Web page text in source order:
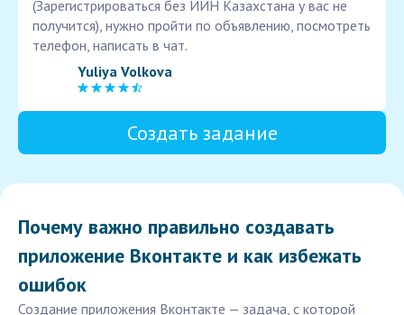
(Зарегистрироваться без ИИН Казахстана у вас не
получится), нужно пройти по объявлению, посмотреть
телефон, написать в чат.
Yuliya Volkova
Создать задание
Почему важно правильно создавать
приложение Вконтакте и как избежать
ошибок
Создание приложения Вконтакте — задача, с которой